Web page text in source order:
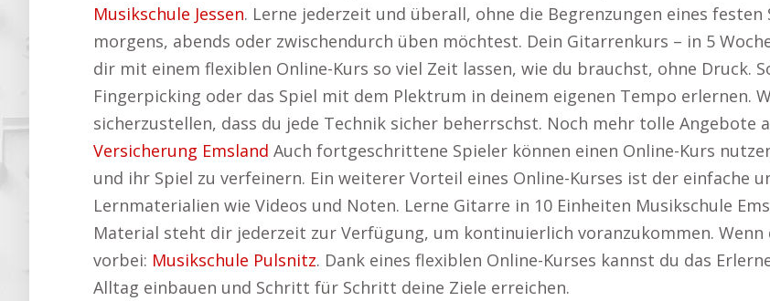
Musikschule Jessen. Lerne jederzeit und überall, ohne die Begrenzungen eines
morgens, abends oder zwischendurch üben möchtest. Dein Gitarrenkurs – in 5
dir mit einem flexiblen Online-Kurs so viel Zeit lassen, wie du brauchst, ohne Druck.
Fingerpicking oder das Spiel mit dem Plektrum in deinem eigenen Tempo erlernen.
sicherzustellen, dass du jede Technik sicher beherrschst. Noch mehr tolle Angebote
Versicherung Emsland Auch fortgeschrittene Spieler können einen Online-Kurs
und ihr Spiel zu verfeinern. Ein weiterer Vorteil eines Online-Kurses ist der einfache
Lernmaterialien wie Videos und Noten. Lerne Gitarre in 10 Einheiten Musikschule
Material steht dir jederzeit zur Verfügung, um kontinuierlich voranzukommen.
vorbei: Musikschule Pulsnitz. Dank eines flexiblen Online-Kurses kannst du das
Alltag einbauen und Schritt für Schritt deine Ziele erreichen.